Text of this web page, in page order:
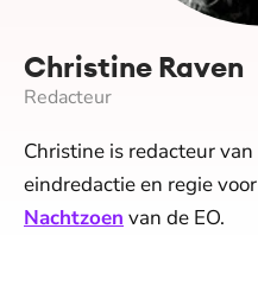
Christine Raven
Redacteur
Christine is redacteur
eindredactie en regie
Nachtzoen van de EO.